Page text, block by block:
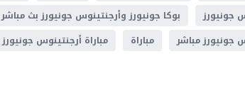
جونيورز
بوكا جونيورز وأرجنتينوس جونيورز بث مباشر
جونيورز مباشر
مباراة مباراة أرجنتينوس جونيورز